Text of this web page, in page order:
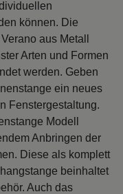
können. Die
aus Metall
Arten und Formen
werden. Geben
ein neues
Fenstergestaltung.
Modell
Anbringen der
Diese als komplett
beinhaltet
Auch das